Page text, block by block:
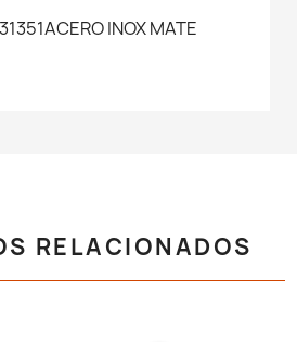
INOX MATE
RELACIONADOS